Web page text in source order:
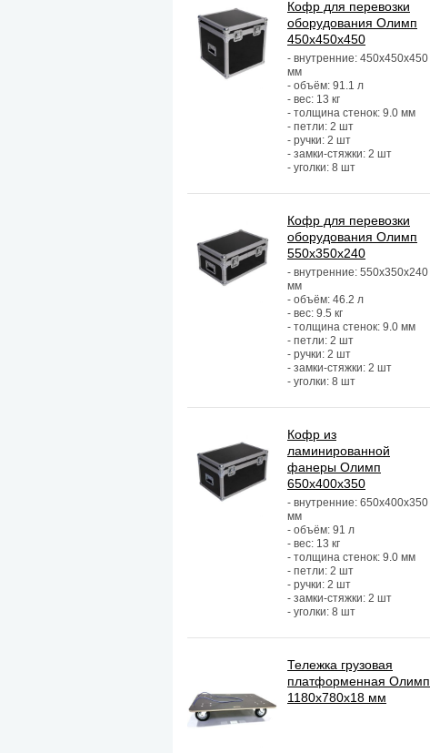
Кофр для перевозки
оборудования Олимп
450х450х450
- внутренние: 450х450х450
мм
- объём: 91.1 л
- вес: 13 кг
- толщина стенок: 9.0 мм
- петли: 2 шт
- ручки: 2 шт
- замки-стяжки: 2 шт
- уголки: 8 шт
Кофр для перевозки
оборудования Олимп
550х350х240
- внутренние: 550х350х240
мм
- объём: 46.2 л
- вес: 9.5 кг
- толщина стенок: 9.0 мм
- петли: 2 шт
- ручки: 2 шт
- замки-стяжки: 2 шт
- уголки: 8 шт
Кофр из
ламинированной
фанеры Олимп
650х400х350
- внутренние: 650х400х350
мм
- объём: 91 л
- вес: 13 кг
- толщина стенок: 9.0 мм
- петли: 2 шт
- ручки: 2 шт
- замки-стяжки: 2 шт
- уголки: 8 шт
Тележка грузовая
платформенная Олимп
1180х780х18 мм